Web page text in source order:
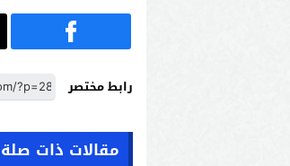
رابط مختصر
مقالات ذات صلة